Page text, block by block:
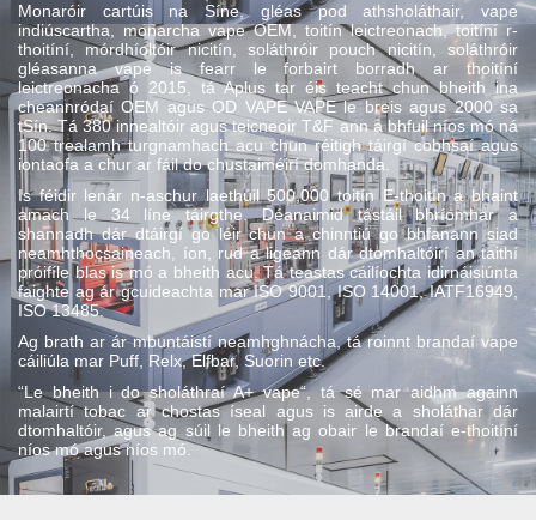
Monaróir cartúis na Síne, gléas pod athsholáthair, vape
indiúscartha, monarcha vape OEM, toitín leictreonach, toitíní r-
thoitíní, mórdhíoltóir nicitín, soláthróir pouch nicitín, soláthróir
gléasanna vape is fearr le forbairt borradh ar thoitíní
leictreonacha ó 2015, tá Aplus tar éis teacht chun bheith ina
cheannródaí OEM agus OD VAPE VAPE le breis agus 2000 sa
tSín. Tá 380 innealtóir agus teicneoir T&F ann a bhfuil níos mó ná
100 trealamh turgnamhach acu chun réitigh táirgí cobhsaí agus
iontaofa a chur ar fáil do chustaiméirí domhanda.
Is féidir lenár n-aschur laethúil 500,000 toitín E-thoitín a bhaint
amach le 34 líne táirgthe. Déanaimid tástáil bhríomhar a
shannadh dár dtáirgí go léir chun a chinntiú go bhfanann siad
neamhthocsaineach, íon, rud a ligeann dár dtomhaltóirí an taithí
próifíle blas is mó a bheith acu. Tá teastas cáilíochta idirnáisiúnta
faighte ag ár gcuideachta mar ISO 9001, ISO 14001, IATF16949,
ISO 13485.
Ag brath ar ár mbuntáistí neamhghnácha, tá roinnt brandaí vape
cáiliúla mar Puff, Relx, Elfbar, Suorin etc.
“Le bheith i do sholáthraí A+ vape“, tá sé mar aidhm againn
malairtí tobac ar chostas íseal agus is airde a sholáthar dár
dtomhaltóir, agus ag súil le bheith ag obair le brandaí e-thoitíní
níos mó agus níos mó.